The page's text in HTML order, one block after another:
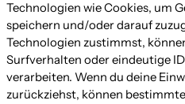
Technologien wie Cookies, um
speichern und/oder darauf
Technologien zustimmst,
Surfverhalten oder eindeutige
verarbeiten. Wenn du deine
zurückziehst, können